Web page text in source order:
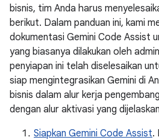
bisnis, tim Anda harus
berikut. Dalam panduan ini, kami
dokumentasi Gemini Code Assist
yang biasanya dilakukan oleh
penyiapan ini telah diselesaikan
siap mengintegrasikan Gemini di
bisnis dalam alur kerja
dengan alur aktivasi yang
Siapkan Gemini Code Assist.